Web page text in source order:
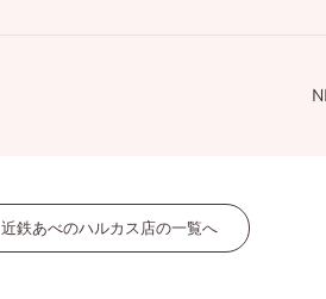
近鉄あべのハルカス店の一覧へ